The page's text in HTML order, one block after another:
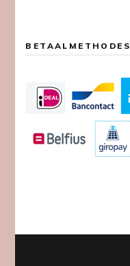
BETAALMETHODES